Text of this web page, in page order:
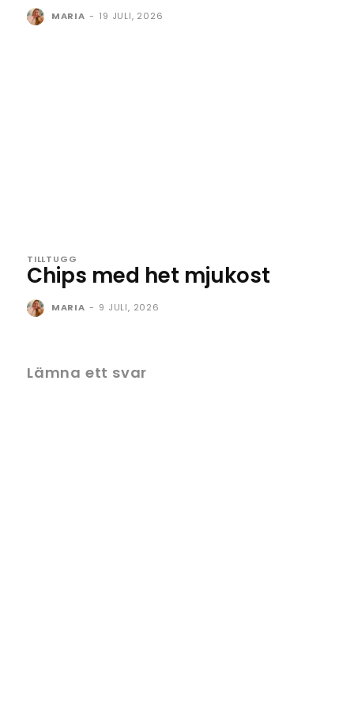
MARIA - 19 JULI, 2026
TILLTUGG
Chips med het mjukost
MARIA - 9 JULI, 2026
Lämna ett svar